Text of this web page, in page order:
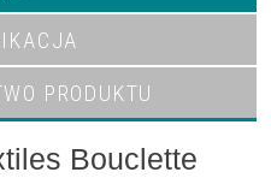
PRODUKTU
Bouclette